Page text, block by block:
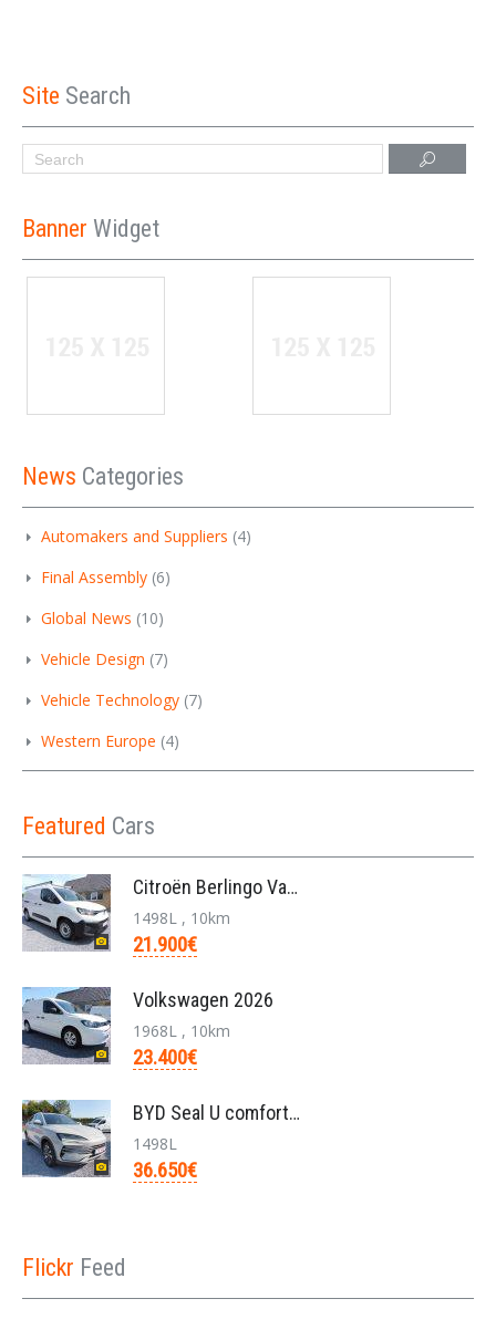
Site Search
Banner Widget
News Categories
Automakers and Suppliers (4)
Final Assembly (6)
Global News (10)
Vehicle Design (7)
Vehicle Technology (7)
Western Europe (4)
Featured Cars
Citroën Berlingo Van L2 950KG BlueHDi 130pk/automa
1498L , 10km
21.900€
Volkswagen 2026
1968L , 10km
23.400€
BYD Seal U comfort/26.6kwh pHEV /nieuw/36650€/bj20
1498L
36.650€
Flickr Feed